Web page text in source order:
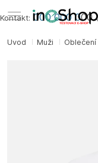
Úvod Muži Oblečení
Kontakt: 000 000 000